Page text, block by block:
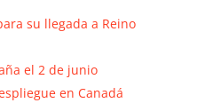
su llegada a Reino
el 2 de junio
en Canadá